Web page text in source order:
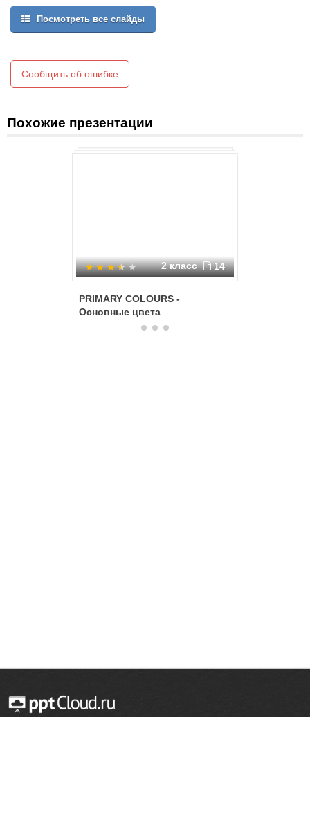
Для подлежащих всех лиц и чисел берется глагол в его
начальной форме,
но для подлежащих 3 л. ед. ч.
I (you, we, they) write a letter
He (she) writes a letter
Посмотреть все слайды
Сообщить об ошибке
Похожие презентации
2 класс 14
PRIMARY COLOURS -
Основные цвета